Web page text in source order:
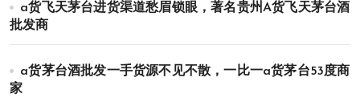
a货飞天茅台进货渠道愁眉锁眼，著名贵州A货飞天茅台酒
批发商
a货茅台酒批发一手货源不见不散，一比一a货茅台53度商
家